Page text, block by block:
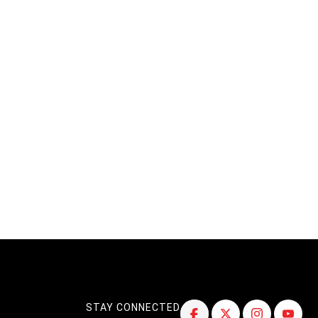
STAY CONNECTED